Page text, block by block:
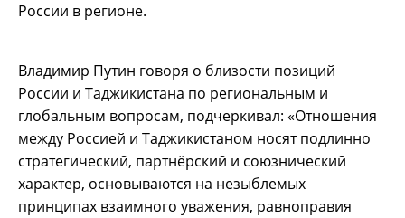
России в регионе.
Владимир Путин говоря о близости позиций
России и Таджикистана по региональным и
глобальным вопросам, подчеркивал: «Отношения
между Россией и Таджикистаном носят подлинно
стратегический, партнёрский и союзнический
характер, основываются на незыблемых
принципах взаимного уважения, равноправия